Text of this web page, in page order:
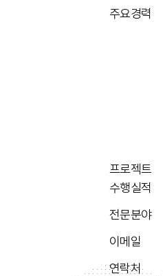
주요경력
프로젝트
수행실적
전문분야
이메일
연락처